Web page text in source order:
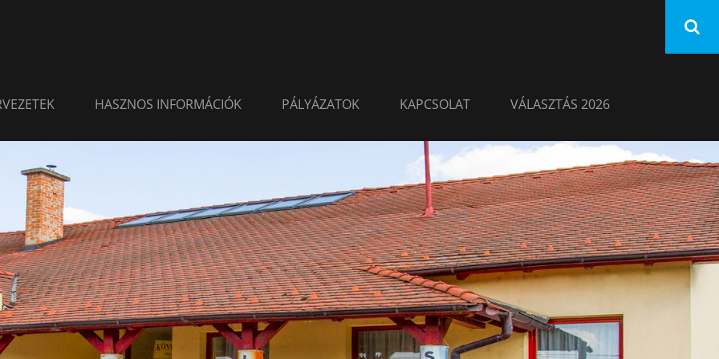
HASZNOS INFORMÁCIÓK PÁLYÁZATOK KAPCSOLAT VÁLASZTÁS 2026